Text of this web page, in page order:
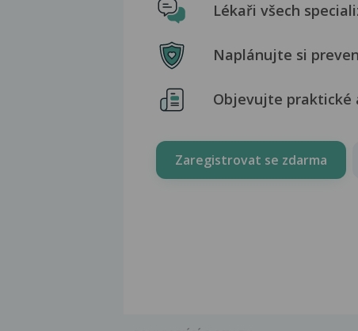
Lékaři všech
Naplánujte si
Objevujte praktické
Zaregistrovat se zdarma